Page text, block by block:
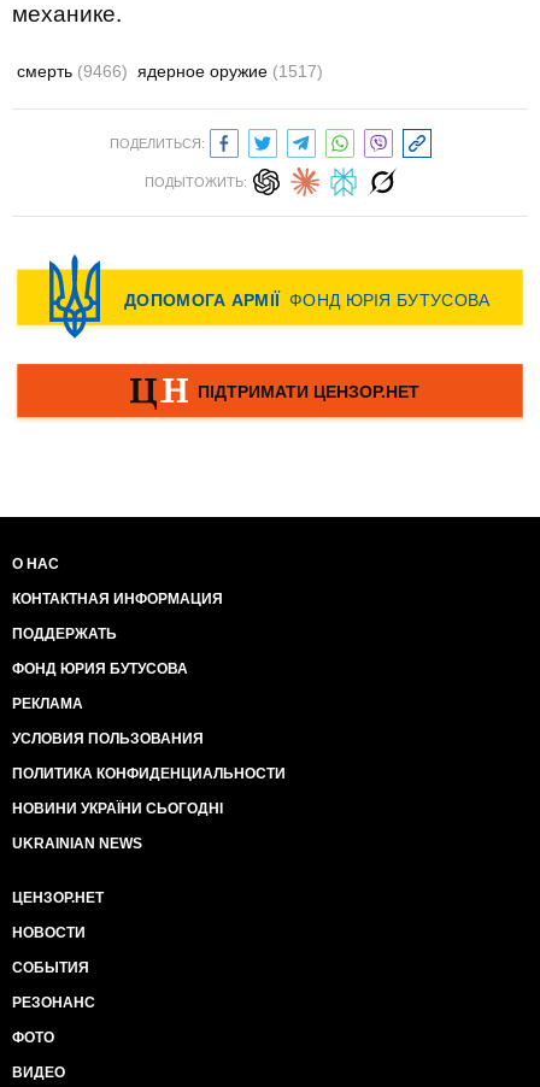
механике.
смерть (9466) ядерное оружие (1517)
ПОДЕЛИТЬСЯ:
ПОДЫТОЖИТЬ:
О НАС
КОНТАКТНАЯ ИНФОРМАЦИЯ
ПОДДЕРЖАТЬ
ФОНД ЮРИЯ БУТУСОВА
РЕКЛАМА
УСЛОВИЯ ПОЛЬЗОВАНИЯ
ПОЛИТИКА КОНФИДЕНЦИАЛЬНОСТИ
НОВИНИ УКРАЇНИ СЬОГОДНІ
UKRAINIAN NEWS
ЦЕНЗОР.НЕТ
НОВОСТИ
СОБЫТИЯ
РЕЗОНАНС
ФОТО
ВИДЕО